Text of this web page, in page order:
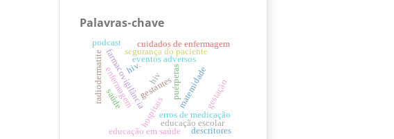
Palavras-chave
gestantespuérperasmaternidade
erros de medicação
hospitais
farmacovigilânciaeventos adversos
segurança do paciente
educação em saúde
enfermagem hiv gestação
cuidados de enfermagem
hiv.
educação escolar
saúde
podcast
radiodermatite
descritores